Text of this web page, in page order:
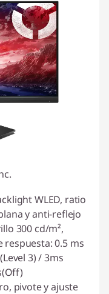
WLED, ratio
y anti-reflejo
300 cd/m²,
respuesta: 0.5 ms
3) / 3ms
pivote y ajuste